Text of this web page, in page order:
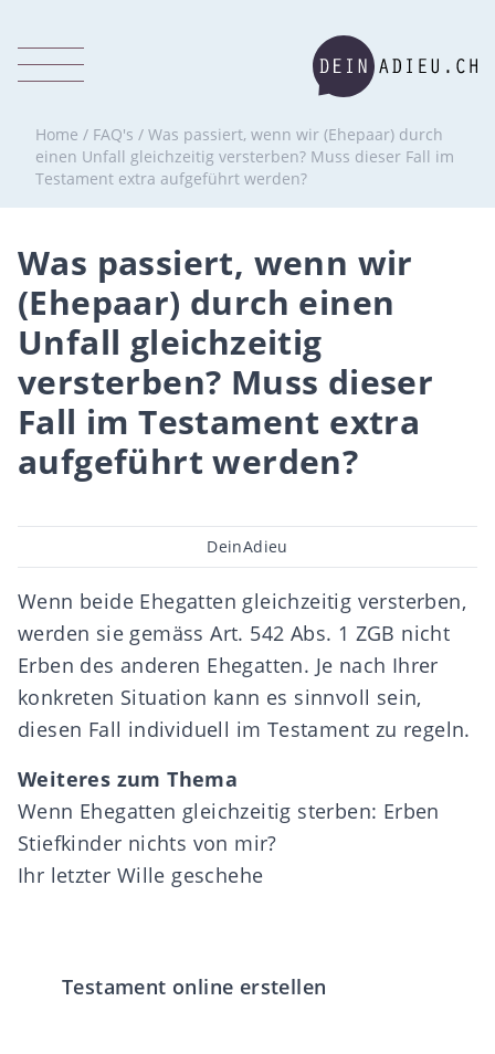
Home / FAQ's / Was passiert, wenn wir (Ehepaar) durch
einen Unfall gleichzeitig versterben? Muss dieser Fall im
Testament extra aufgeführt werden?
Was passiert, wenn wir
(Ehepaar) durch einen
Unfall gleichzeitig
versterben? Muss dieser
Fall im Testament extra
aufgeführt werden?
Beitragsautor
DeinAdieu
Wenn beide Ehegatten gleichzeitig versterben,
werden sie gemäss Art. 542 Abs. 1 ZGB nicht
Erben des anderen Ehegatten. Je nach Ihrer
konkreten Situation kann es sinnvoll sein,
diesen Fall individuell im Testament zu regeln.
Weiteres zum Thema
Wenn Ehegatten gleichzeitig sterben: Erben
Stiefkinder nichts von mir?
Ihr letzter Wille geschehe
Testament online erstellen